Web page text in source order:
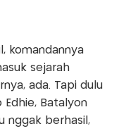
komandannya
sejarah
ada. Tapi dulu
Edhie, Batalyon
nggak berhasil,